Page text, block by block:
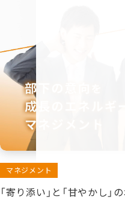
マネジメント
「寄り添い」と「甘やかし